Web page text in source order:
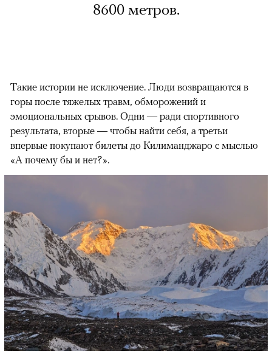
8600 метров.
Такие истории не исключение. Люди возвращаются в
горы после тяжелых травм, обморожений и
эмоциональных срывов. Одни — ради спортивного
результата, вторые — чтобы найти себя, а третьи
впервые покупают билеты до Килиманджаро с мыслью
«А почему бы и нет?».